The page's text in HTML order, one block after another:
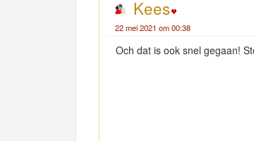
Kees
22 mei 2021 om 00:38
Och dat is ook snel gegaan!